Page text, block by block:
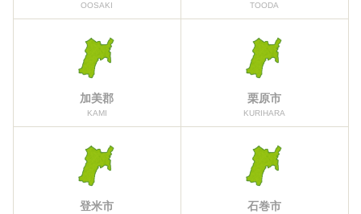
OOSAKI TOODA
加美郡
KAMI
栗原市
KURIHARA
登米市 石巻市